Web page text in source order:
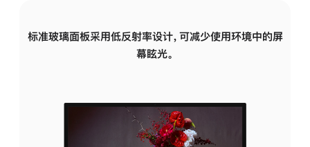
标准玻璃面板采用低反射率设计，可减少使用环境中的屏
幕眩光。